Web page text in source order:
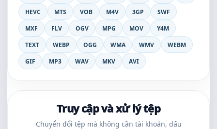
HEVC
MTS VOB M4V 3GP
SWF
MXF
FLV OGV MPG MOV
Y4M
TEXT
WEBP OGG WMA WMV
WEBM
GIF
MP3 WAV MKV AVI
Truy cập và xử lý tệp
Chuyển đổi tệp mà không cần tài khoản, dấu